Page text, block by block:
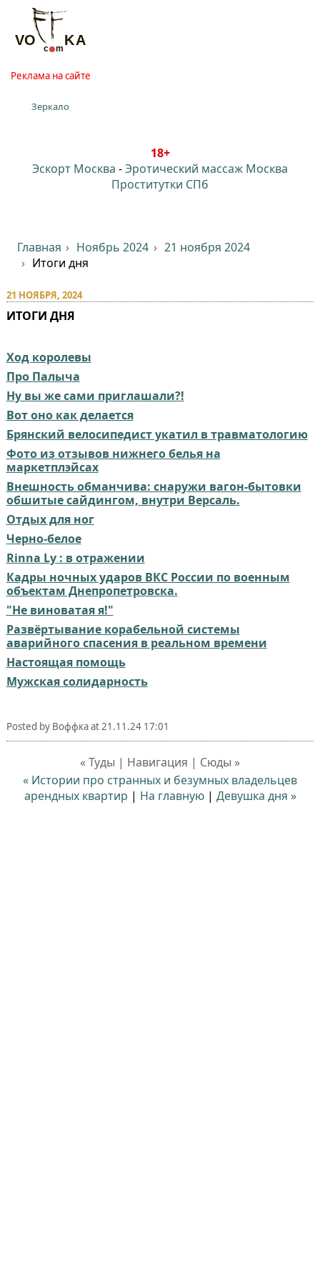
Реклама на сайте
Зеркало
18+
Эскорт Москва -Эротический массаж Москва
Проститутки СПб
Главная Ноябрь 2024
21 ноября 2024
Итоги дня
21 НОЯБРЯ, 2024
ИТОГИ ДНЯ
Ход королевы
Про Палыча
Ну вы же сами приглашали?!
Вот оно как делается⁠⁠
Брянский велосипедист укатил в травматологию
Фото из отзывов нижнего белья на
маркетплэйсах
Внешность обманчива: снаружи вагон-бытовки
обшитые сайдингом, внутри Версаль.
Отдых для ног
Черно-белое
Rinna Ly : в отражении
Кадры ночных ударов ВКС России по военным
объектам Днепропетровска.
"Не виноватая я!"
Развёртывание корабельной системы
аварийного спасения в реальном времени⁠⁠
Настоящая помощь
Мужская солидарность⁠⁠
Posted by Воффкаat 21.11.24 17:01
« Туды | Навигация | Сюды »
« Истории про странных и безумных владельцев
арендных квартир | На главную| Девушка дня »